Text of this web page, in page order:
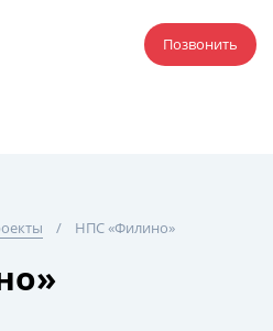
Позвонить
НПС «Филино»